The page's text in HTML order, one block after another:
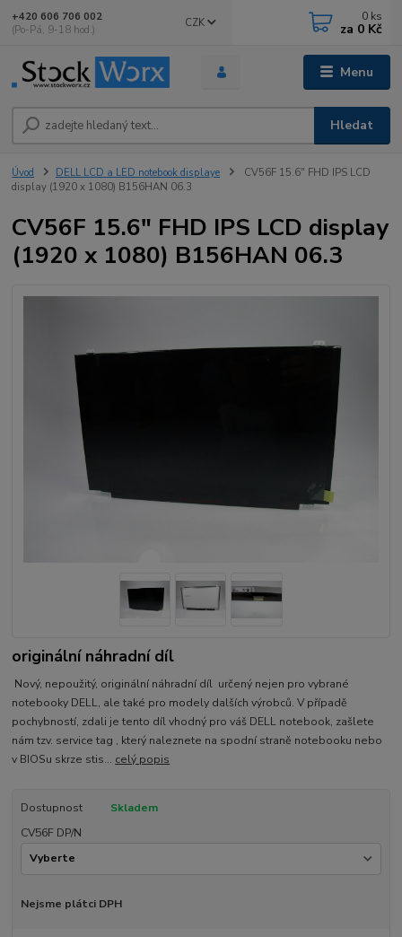
Menu
CZK
Hledat
+420 606 706 002
(Po-Pá, 9-18 hod.)
0 ks
za 0 Kč
Úvod DELL LCD a LED notebook displaye
CV56F 15.6" FHD IPS LCD
display (1920 x 1080) B156HAN 06.3
CV56F 15.6" FHD IPS LCD display
(1920 x 1080) B156HAN 06.3
originální náhradní díl
Nový, nepoužitý, originální náhradní díl určený nejen pro vybrané
notebooky DELL, ale také pro modely dalších výrobců. V případě
pochybností, zdali je tento díl vhodný pro váš DELL notebook, zašlete
nám tzv. service tag , který naleznete na spodní straně notebooku nebo
v BIOSu skrze stis... celý popis
Dostupnost
Skladem
CV56F DP/N
Nejsme plátci DPH